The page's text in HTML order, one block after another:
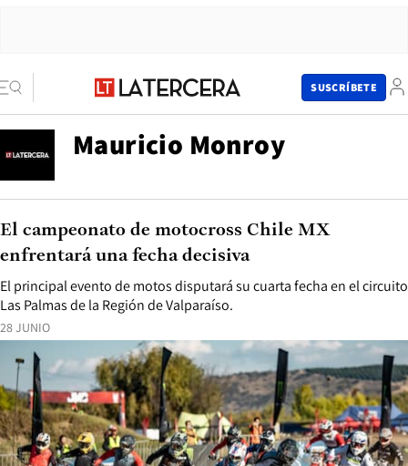
SUSCRÍBETE
Mauricio Monroy
28 JUNIO
El principal evento de motos disputará su cuarta fecha en el circuito
Las Palmas de la Región de Valparaíso.
El campeonato de motocross Chile MX
enfrentará una fecha decisiva